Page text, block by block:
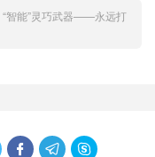
“智能”灵巧武器——永远打
  